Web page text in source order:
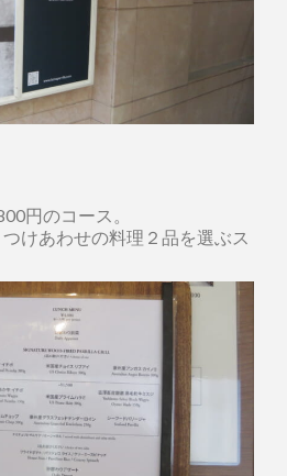
円のコース。
けあわせの料理２品を選ぶス